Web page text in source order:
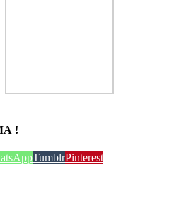
!
TumblrPinterest